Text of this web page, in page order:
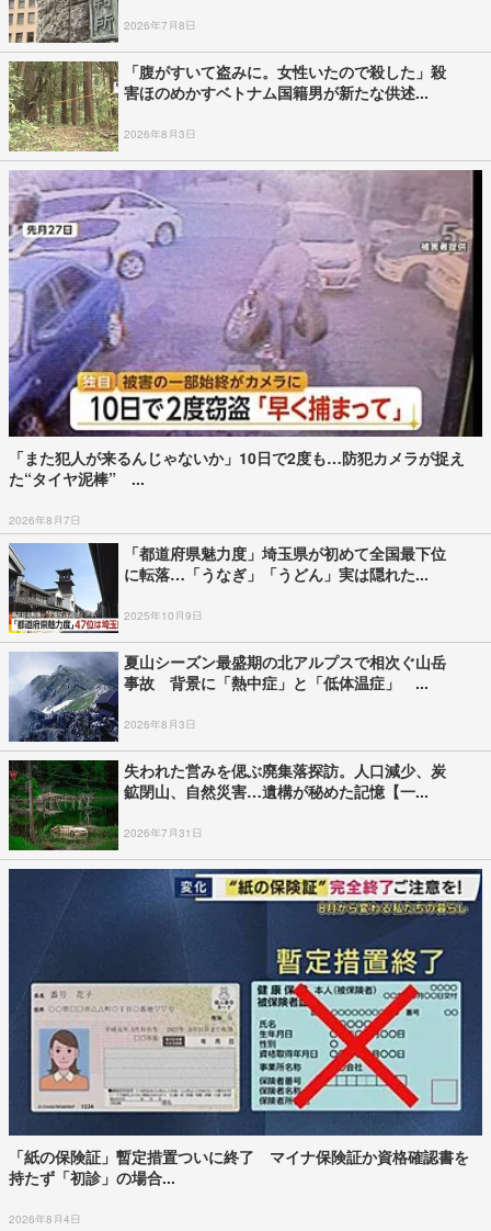
2026年7月8日
「腹がすいて盗みに。女性いたので殺した」殺
害ほのめかすベトナム国籍男が新たな供述...
2026年8月3日
「また犯人が来るんじゃないか」10日で2度も…防犯カメラが捉え
た“タイヤ泥棒” ...
2026年8月7日
「都道府県魅力度」埼玉県が初めて全国最下位
に転落…「うなぎ」「うどん」実は隠れた...
2025年10月9日
夏山シーズン最盛期の北アルプスで相次ぐ山岳
事故 背景に「熱中症」と「低体温症」 ...
2026年8月3日
失われた営みを偲ぶ廃集落探訪。人口減少、炭
鉱閉山、自然災害…遺構が秘めた記憶【一...
2026年7月31日
「紙の保険証」暫定措置ついに終了 マイナ保険証か資格確認書を
持たず「初診」の場合...
2026年8月4日